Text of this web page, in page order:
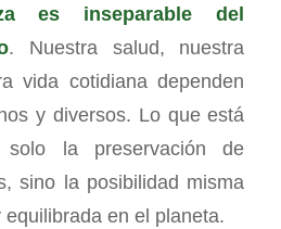
es inseparable del
. Nuestra salud, nuestra
vida cotidiana dependen
y diversos. Lo que está
la preservación de
sino la posibilidad misma
en el planeta.